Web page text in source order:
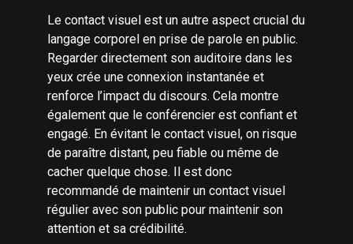
Le contact visuel est un autre aspect crucial du
langage corporel en prise de parole en public.
Regarder directement son auditoire dans les
yeux crée une connexion instantanée et
renforce l’impact du discours. Cela montre
également que le conférencier est confiant et
engagé. En évitant le contact visuel, on risque
de paraître distant, peu fiable ou même de
cacher quelque chose. Il est donc
recommandé de maintenir un contact visuel
régulier avec son public pour maintenir son
attention et sa crédibilité.